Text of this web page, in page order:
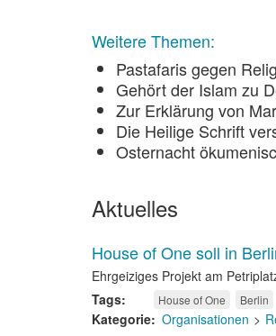
Weitere Themen:
Pastafaris gegen
Gehört der Islam zu
Zur Erklärung von
Die Heilige Schrift
Osternacht
Aktuelles
House of One soll in
Ehrgeiziges Projekt am
Tags
House of One Berlin
Kategorie Organisationen